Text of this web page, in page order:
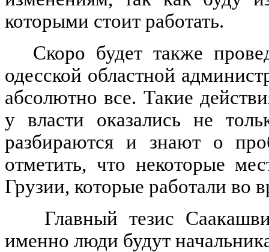
которыми стоит работать.
Скоро будет также
одесской областной
абсолютно все. Такие
у власти оказались не
разбираются и знают о
отметить, что некоторые
Грузии, которые работали во
Главный тезис
именно люди будут